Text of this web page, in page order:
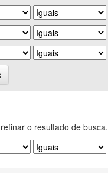
o resultado de busca.